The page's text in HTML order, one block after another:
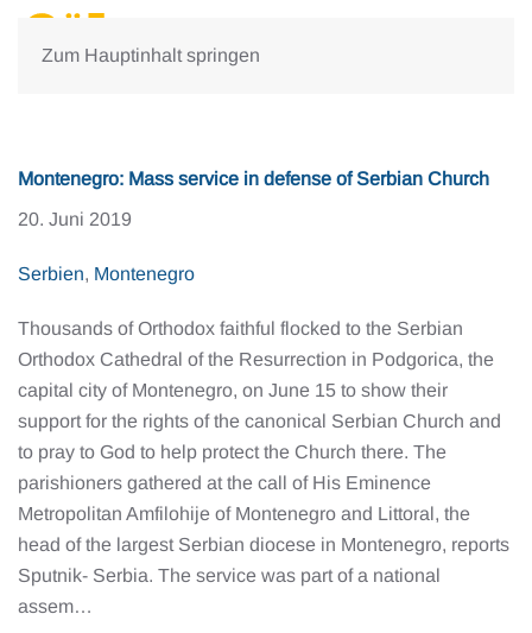
Zum Hauptinhalt springen
Montenegro: Mass service in defense of Serbian Church
20. Juni 2019
Serbien, Montenegro
Thousands of Orthodox faithful flocked to the Serbian
Orthodox Cathedral of the Resurrection in Podgorica, the
capital city of Montenegro, on June 15 to show their
support for the rights of the canonical Serbian Church and
to pray to God to help protect the Church there. The
parishioners gathered at the call of His Eminence
Metropolitan Amfilohije of Montenegro and Littoral, the
head of the largest Serbian diocese in Montenegro, reports
Sputnik- Serbia. The service was part of a national
assem…